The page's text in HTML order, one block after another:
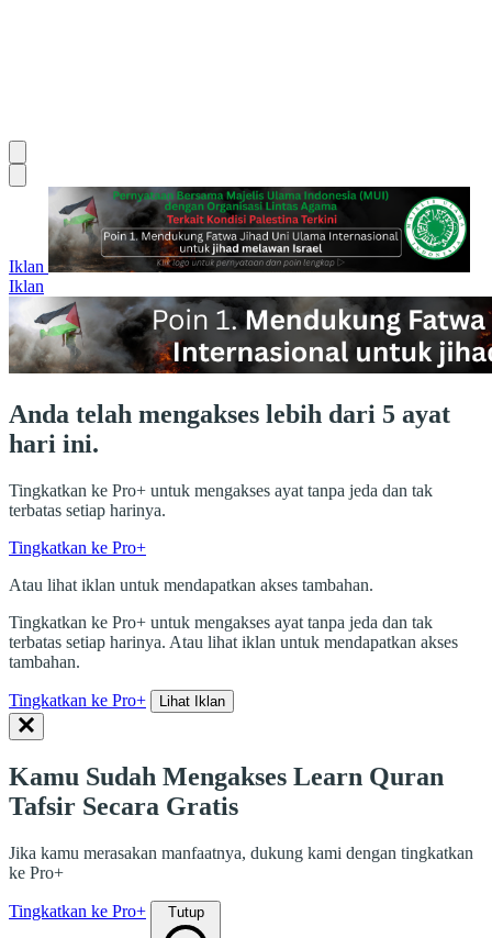
Iklan
Iklan
Anda telah mengakses lebih dari 5 ayat
hari ini.
Tingkatkan ke Pro+ untuk mengakses ayat tanpa jeda dan tak
terbatas setiap harinya.
Tingkatkan ke Pro+
Atau lihat iklan untuk mendapatkan akses tambahan.
Tingkatkan ke Pro+ untuk mengakses ayat tanpa jeda dan tak
terbatas setiap harinya. Atau lihat iklan untuk mendapatkan akses
tambahan.
Tingkatkan ke Pro+ Lihat Iklan
Kamu Sudah Mengakses Learn Quran
Tafsir Secara Gratis
Jika kamu merasakan manfaatnya, dukung kami dengan tingkatkan
ke Pro+
Tingkatkan ke Pro+ Tutup